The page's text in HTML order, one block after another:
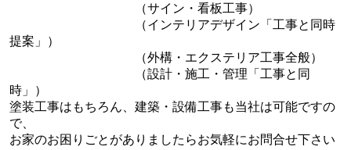
（サイン・看板工事）
（インテリアデザイン「工事と同時
提案」）
（外構・エクステリア工事全般）
（設計・施工・管理「工事と同
時」）
塗装工事はもちろん、建築・設備工事も当社は可能ですの
で、
お家のお困りごとがありましたらお気軽にお問合せ下さい